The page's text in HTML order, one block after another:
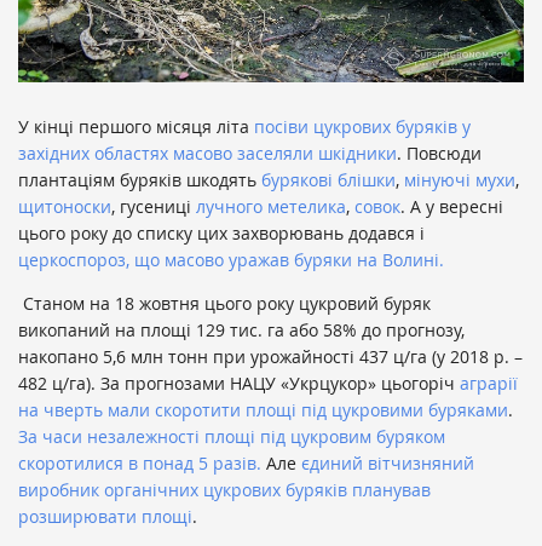
У кінці першого місяця літа посіви цукрових буряків у
західних областях масово заселяли шкідники. Повсюди
плантаціям буряків шкодять бурякові блішки, мінуючі мухи,
щитоноски, гусениці лучного метелика, совок. А у вересні
цього року до списку цих захворювань додався і
церкоспороз, що масово уражав буряки на Волині.
Станом на 18 жовтня цього року цукровий буряк
викопаний на площі 129 тис. га або 58% до прогнозу,
накопано 5,6 млн тонн при урожайності 437 ц/га (у 2018 р. –
482 ц/га). За прогнозами НАЦУ «Укрцукор» цьогоріч аграрії
на чверть мали скоротити площі під цукровими буряками.
За часи незалежності площі під цукровим буряком
скоротилися в понад 5 разів. Але єдиний вітчизняний
виробник органічних цукрових буряків планував
розширювати площі.